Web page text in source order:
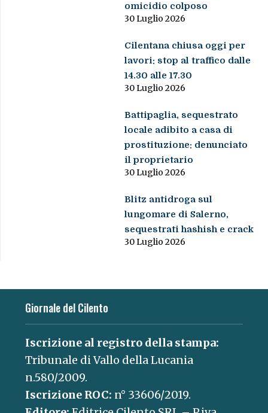
omicidio colposo
30 Luglio 2026
Cilentana chiusa oggi per
lavori: stop al traffico dalle
14.30 alle 17.30
30 Luglio 2026
Battipaglia, sequestrato
locale adibito a casa di
prostituzione: denunciato
il proprietario
30 Luglio 2026
Blitz antidroga sul
lungomare di Salerno,
sequestrati hashish e crack
30 Luglio 2026
Giornale del Cilento
Iscrizione al registro della stampa:
Tribunale di Vallo della Lucania
n.580/2009.
Iscrizione ROC: n° 33606/2019.